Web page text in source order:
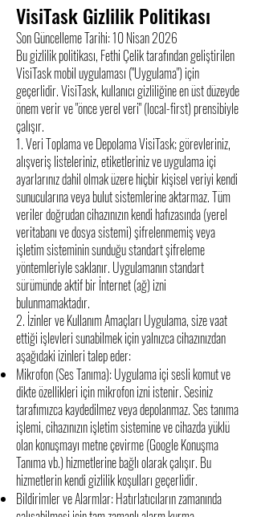
VisiTask Gizlilik Politikası
Son Güncelleme Tarihi: 10 Nisan 2026
Bu gizlilik politikası, Fethi Çelik tarafından geliştirilen
VisiTask mobil uygulaması ("Uygulama") için
geçerlidir. VisiTask, kullanıcı gizliliğine en üst düzeyde
önem verir ve "önce yerel veri" (local-first) prensibiyle
çalışır.
1. Veri Toplama ve Depolama VisiTask; görevleriniz,
alışveriş listeleriniz, etiketleriniz ve uygulama içi
ayarlarınız dahil olmak üzere hiçbir kişisel veriyi kendi
sunucularına veya bulut sistemlerine aktarmaz. Tüm
veriler doğrudan cihazınızın kendi hafızasında (yerel
veritabanı ve dosya sistemi) şifrelenmemiş veya
işletim sisteminin sunduğu standart şifreleme
yöntemleriyle saklanır. Uygulamanın standart
sürümünde aktif bir İnternet (ağ) izni
bulunmamaktadır.
2. İzinler ve Kullanım Amaçları Uygulama, size vaat
ettiği işlevleri sunabilmek için yalnızca cihazınızdan
aşağıdaki izinleri talep eder:
Mikrofon (Ses Tanıma): Uygulama içi sesli komut ve
dikte özellikleri için mikrofon izni istenir. Sesiniz
tarafımızca kaydedilmez veya depolanmaz. Ses tanıma
işlemi, cihazınızın işletim sistemine ve cihazda yüklü
olan konuşmayı metne çevirme (Google Konuşma
Tanıma vb.) hizmetlerine bağlı olarak çalışır. Bu
hizmetlerin kendi gizlilik koşulları geçerlidir.
Bildirimler ve Alarmlar: Hatırlatıcıların zamanında